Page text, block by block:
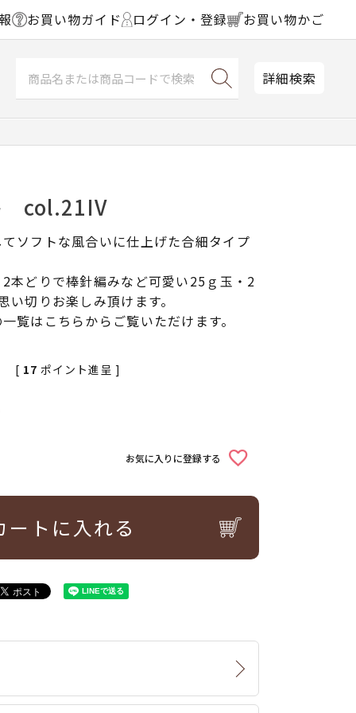
お買い物ガイド ログイン・登録 お買い物かご
詳細検索
col.21IV
ソフトな風合いに仕上げた合細タイプ
本どりで棒針編みなど可愛い25ｇ玉・2
切りお楽しみ頂けます。
一覧はこちらからご覧いただけます。
[ 17 ポイント進呈 ]
お気に入りに登録する
ートに入れる